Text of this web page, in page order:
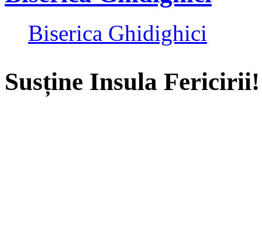
Biserica Ghidighici
Susține Insula Fericirii!